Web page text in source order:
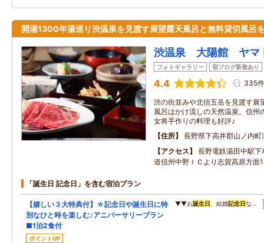
開湯1300年湯巡り渋温泉を見渡す展望露天風呂と無料貸切風呂
渋温泉 大陽館 ヤマ
フォトギャラリー 宿ブログ新着あり
4.4 335件
渋の街並みや北信五岳を見渡す展
風呂はかけ流しの天然温泉。信州
女将手作りの料理も好評♪
住所
長野県下高井郡山ノ内町
アクセス
長野電鉄湯田中駅
道信州中野ＩＣより志賀高原方面
「誕生日 記念日」を含む宿泊プラン
【嬉しい３大特典付】☆記念日や誕生日に特
別なひと時を楽しむ♪アニバーサリープラン
■1泊2食付
ポイントUP
▼▼お誕生日 、結婚記念日な…